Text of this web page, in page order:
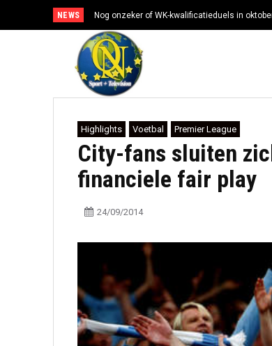
NEWS Nog onzeker of WK-kwalificatieduels in
Highlights Voetbal Premier League
City-fans sluiten
financiele fair play
24/09/2014